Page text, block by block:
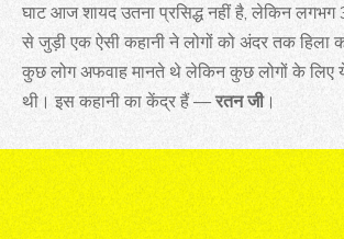
घाट आज शायद उतना प्रसिद्ध नहीं है, लेकिन
से जुड़ी एक ऐसी कहानी ने लोगों को अंदर तक हिला
कुछ लोग अफवाह मानते थे लेकिन कुछ लोगों के लिए
थी। इस कहानी का केंद्र हैं —रतन जी।